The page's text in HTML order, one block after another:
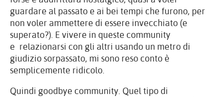
guardare al passato e ai bei tempi che furono, per
non voler ammettere di essere invecchiato (e
superato?). E vivere in queste community
e relazionarsi con gli altri usando un metro di
giudizio sorpassato, mi sono reso conto è
semplicemente ridicolo.
Quindi goodbye community. Quel tipo di